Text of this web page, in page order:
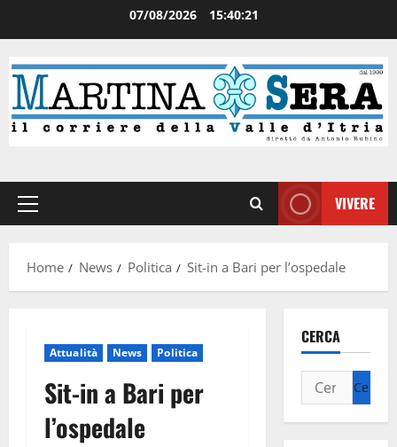
07/08/2026 15:40:22
VIVERE
Home News Politica Sit-in a Bari per l’ospedale
Attualità News Politica
Sit-in a Bari per
l’ospedale
CERCA